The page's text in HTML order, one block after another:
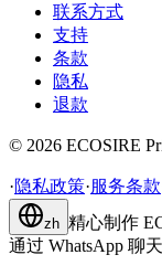
联系方式
支持
条款
隐私
退款
© 2026 ECOSIRE
·隐私政策·服务条款
zh 精心制作
通过 WhatsApp 聊天